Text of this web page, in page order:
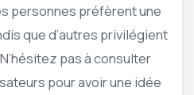
personnes préfèrent une
que d’autres privilégient
pas à consulter
pour avoir une idée